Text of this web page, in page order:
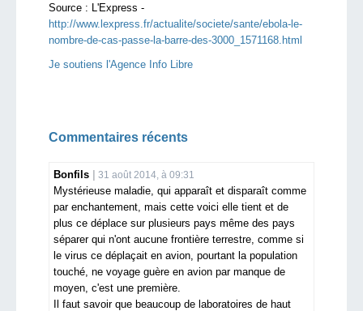
Source : L'Express -
http://www.lexpress.fr/actualite/societe/sante/ebola-le-
nombre-de-cas-passe-la-barre-des-3000_1571168.html
Je soutiens l'Agence Info Libre
Commentaires récents
Bonfils 31 août 2014, à 09:31
Mystérieuse maladie, qui apparaît et disparaît comme
par enchantement, mais cette voici elle tient et de
plus ce déplace sur plusieurs pays même des pays
séparer qui n'ont aucune frontière terrestre, comme si
le virus ce déplaçait en avion, pourtant la population
touché, ne voyage guère en avion par manque de
moyen, c'est une première.
Il faut savoir que beaucoup de laboratoires de haut